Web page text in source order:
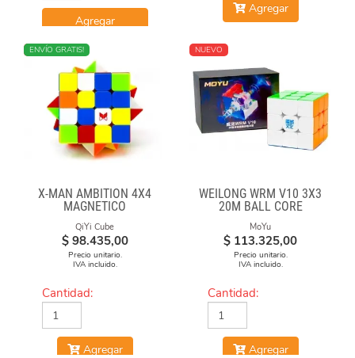
Agregar
Agregar
NUEVO
ENVÍO GRATIS!
X-MAN AMBITION 4X4
MAGNETICO
QiYi Cube
$ 98.435,00
Precio unitario.
IVA incluido.
Cantidad:
Agregar
NUEVO
WEILONG WRM V10 3X3
20M BALL CORE
MAGLEV UV
MoYu
$ 113.325,00
Precio unitario.
IVA incluido.
Cantidad:
Agregar